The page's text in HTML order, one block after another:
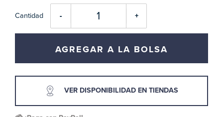
Cantidad +
-
AGREGAR A LA BOLSA
VER DISPONIBILIDAD EN TIENDAS